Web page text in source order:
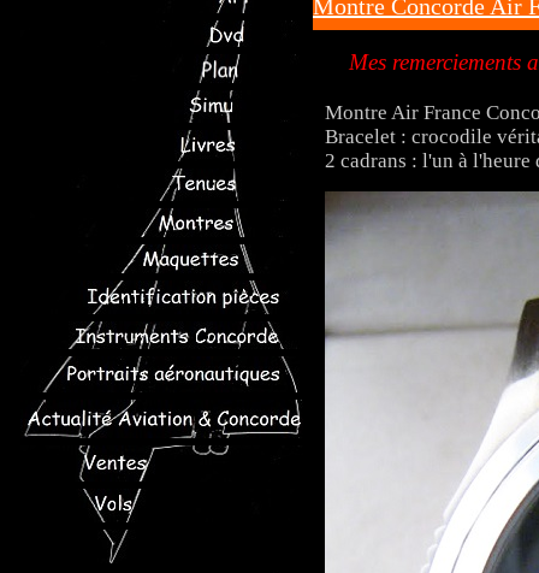
Montre Concorde Air
Mes
Montre Air France
Bracelet : crocodile
2 cadrans : l'un à l'heure